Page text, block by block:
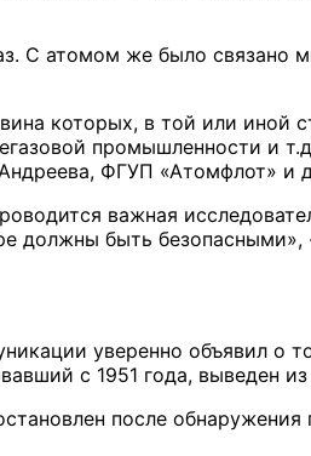
С атомом же было связано
которых, в той или иной
промышленности и
ФГУП «Атомфлот» и
важная
должны быть
уверенно объявил о
с 1951 года, выведен
после